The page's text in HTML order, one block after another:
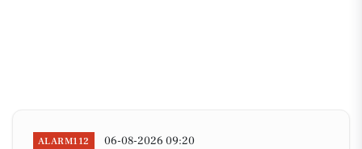
ALARM112 06-08-2026 09:20